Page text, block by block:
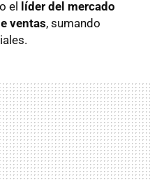
el líder del mercado
ventas, sumando